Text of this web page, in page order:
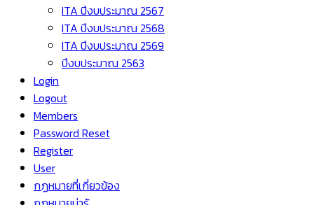
ITA ปีงบประมาณ 2567
ITA ปีงบประมาณ 2568
ITA ปีงบประมาณ 2569
ปีงบประมาณ 2563
Login
Logout
Members
Password Reset
Register
User
กฏหมายที่เกี่ยวข้อง